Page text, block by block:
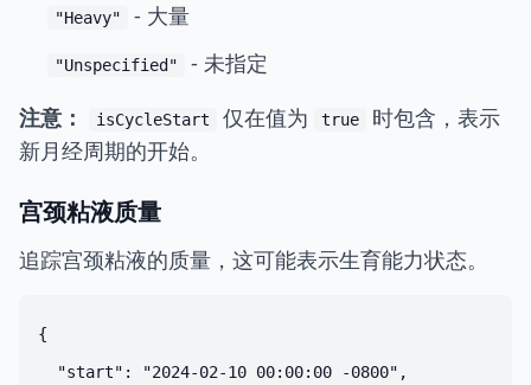
"Heavy" - 大量
"Unspecified"
- 未指定
注意：
isCycleStart 仅在值为 true
时包含，表示
新月经周期的开始。
宫颈粘液质量
追踪宫颈粘液的质量，这可能表示生育能力状态。
{
  "start": "2024-02-10 00:00:00 -0800",